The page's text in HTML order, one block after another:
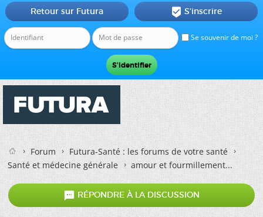
Se souvenir de moi ?
Retour sur Futura  S'inscrire
Forum
Futura-Santé : les forums de votre santé
Santé et médecine générale
amour et fourmillement...
 RÉPONDRE À LA DISCUSSION